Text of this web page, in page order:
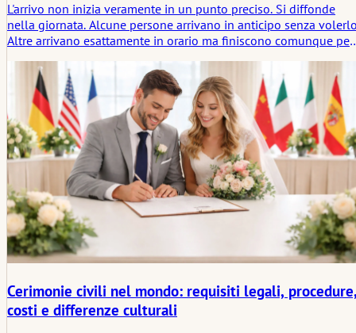
L'arrivo non inizia veramente in un punto preciso. Si diffonde
nella giornata. Alcune persone arrivano in anticipo senza
Altre arrivano esattamente in orario ma finiscono comunque per
all'ingresso, altri mantengono le distanze. Nessuno lo spiega. Si
assesta comunque in qualche modo.
Cerimonie civili nel mondo: requisiti legali,
costi e differenze culturali